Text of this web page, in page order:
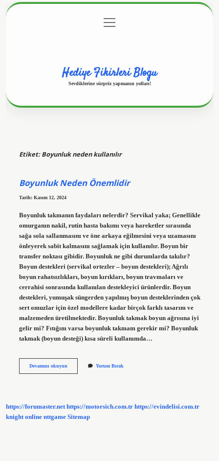
Gizlilik Politikası
menüyü
aç
Hediye Fikirleri Blogu
Sevdiklerine sürpriz yapmanın yolları!
Etiket:Boyunluk neden kullanılır
Boyunluk Neden Önemlidir
Tarih: Kasım 12, 2024
Boyunluk takmanın faydaları nelerdir? Servikal yaka; Genellikle
omurganın nakil, rutin hasta bakımı veya hareketler sırasında
sağa sola sallanmasını ve öne arkaya eğilmesini veya uzamasını
önleyerek sabit kalmasını sağlamak için kullanılır. Boyun bir
transfer noktası gibidir. Boyunluk ne gibi durumlarda takılır?
Boyun destekleri (servikal ortezler – boyun destekleri); Ağrılı
boyun rahatsızlıkları, boyun kırıkları, boyun travmaları ve
cerrahisi sonrasında kullanılan destekleyici ürünlerdir. Boyun
destekleri, yumuşak süngerden yapılmış boyun desteklerinden çok
sert omuzlar için özel modellere kadar birçok farklı tasarım ve
malzemeden üretilmektedir. Boyunluk takmak boyun ağrısına iyi
gelir mi? Fıtığım varsa boyunluk takmam gerekir mi? Boyunluk
takmak (boyun desteği) kısa süreli kullanımda…
Devamını okuyunBoyunluk
Yorum Bırak
https://forumaster.net https://motorsich.com.tr https://evindelisi.com.tr
knight online nttgame Sitemap